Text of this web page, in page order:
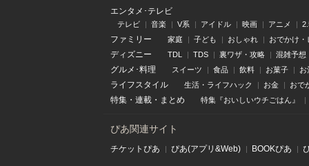
エンタメ･テレビ
テレビ 音楽 V系 アイドル 映画 アニメ
ファミリー 家庭 子ども おしゃれ おでかけ・
ディズニー TDL TDS 裏ワザ・攻略 混雑予想
グルメ･料理 スイーツ 食品 飲料 お菓子 お
ライフスタイル 生活・ライフハック お金 おで
特集 ・ 連載 ・ まとめ 特集『おいしいウチごはん』
ぴあ関連サイト
チケットぴあ ぴあ(アプリ&Web) BOOKぴあ